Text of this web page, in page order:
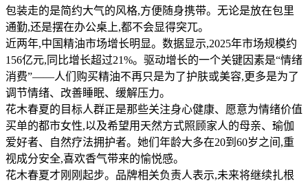
包装走的是简约大气的风格,方便随身携带。无论是放在包里
通勤,还是摆在办公桌上,都不会显得突兀。
近两年,中国精油市场增长明显。数据显示,2025年市场规模约
156亿元,同比增长超过21%。驱动增长的一个关键因素是“情绪
消费”——人们购买精油不再只是为了护肤或美容,更多是为了
调节情绪、改善睡眠、缓解压力。
花木春夏的目标人群正是那些关注身心健康、愿意为情绪价值
买单的都市女性,以及希望用天然方式照顾家人的母亲、瑜伽
爱好者、自然疗法拥护者。她们年龄大多在20到60岁之间,重
视成分安全,喜欢香气带来的愉悦感。
花木春夏才刚刚起步。品牌相关负责人表示,未来将继续扎根